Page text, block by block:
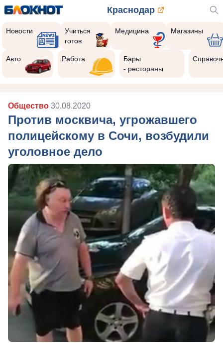
Краснодар
Новости
Учиться
готов
Медицина Магазины
Авто Работа
Бары
- рестораны
Общество 30.08.2020
Против москвича, угрожавшего
полицейскому в Сочи, возбудили
уголовное дело